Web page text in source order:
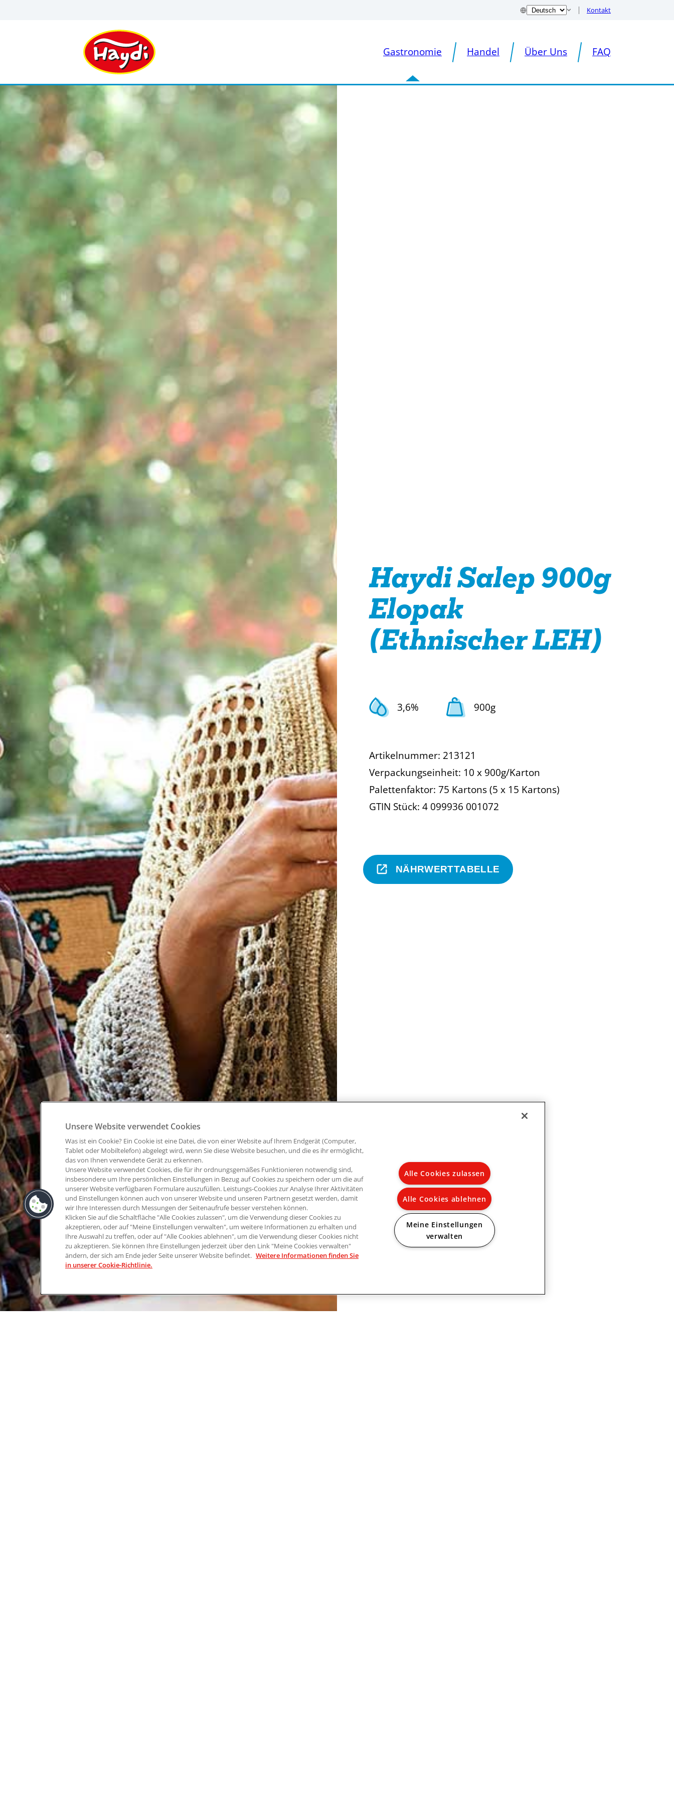
Kontakt
Gastronomie Handel Über Uns FAQ
Haydi Salep 900g
Elopak
(Ethnischer LEH)
3,6% 900g
Artikelnummer: 213121
Verpackungseinheit: 10 x 900g/Karton
Palettenfaktor: 75 Kartons (5 x 15 Kartons)
GTIN Stück: 4 099936 001072
NÄHRWERTTABELLE
Unsere Website verwendet Cookies
Was ist ein Cookie? Ein Cookie ist eine Datei, die von einer Website auf Ihrem Endgerät (Computer,
Tablet oder Mobiltelefon) abgelegt wird, wenn Sie diese Website besuchen, und die es ihr ermöglicht,
das von Ihnen verwendete Gerät zu erkennen.
Unsere Website verwendet Cookies, die für ihr ordnungsgemäßes Funktionieren notwendig sind,
insbesondere um Ihre persönlichen Einstellungen in Bezug auf Cookies zu speichern oder um die auf
unserer Website verfügbaren Formulare auszufüllen. Leistungs-Cookies zur Analyse Ihrer Aktivitäten
und Einstellungen können auch von unserer Website und unseren Partnern gesetzt werden, damit
wir Ihre Interessen durch Messungen der Seitenaufrufe besser verstehen können.
Klicken Sie auf die Schaltfläche "Alle Cookies zulassen", um die Verwendung dieser Cookies zu
akzeptieren, oder auf "Meine Einstellungen verwalten", um weitere Informationen zu erhalten und
Ihre Auswahl zu treffen, oder auf "Alle Cookies ablehnen", um die Verwendung dieser Cookies nicht
zu akzeptieren. Sie können Ihre Einstellungen jederzeit über den Link "Meine Cookies verwalten"
ändern, der sich am Ende jeder Seite unserer Website befindet. Weitere Informationen finden Sie
in unserer Cookie-Richtlinie.
Alle Cookies zulassen
Alle Cookies ablehnen
Meine Einstellungen
verwalten